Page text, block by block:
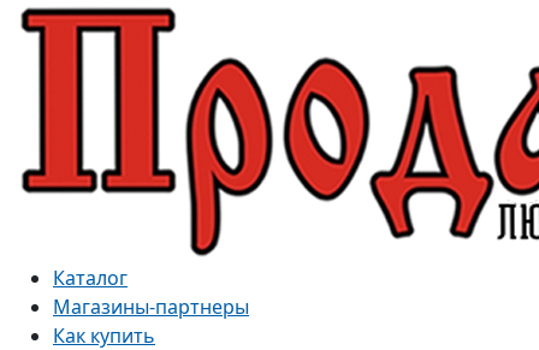
Каталог
Магазины-партнеры
Как купить